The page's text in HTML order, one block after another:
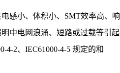
感小、体积小、SMT效率高、响
中电网浪涌、短路或过载等引起
2、IEC61000-4-5 规定的和